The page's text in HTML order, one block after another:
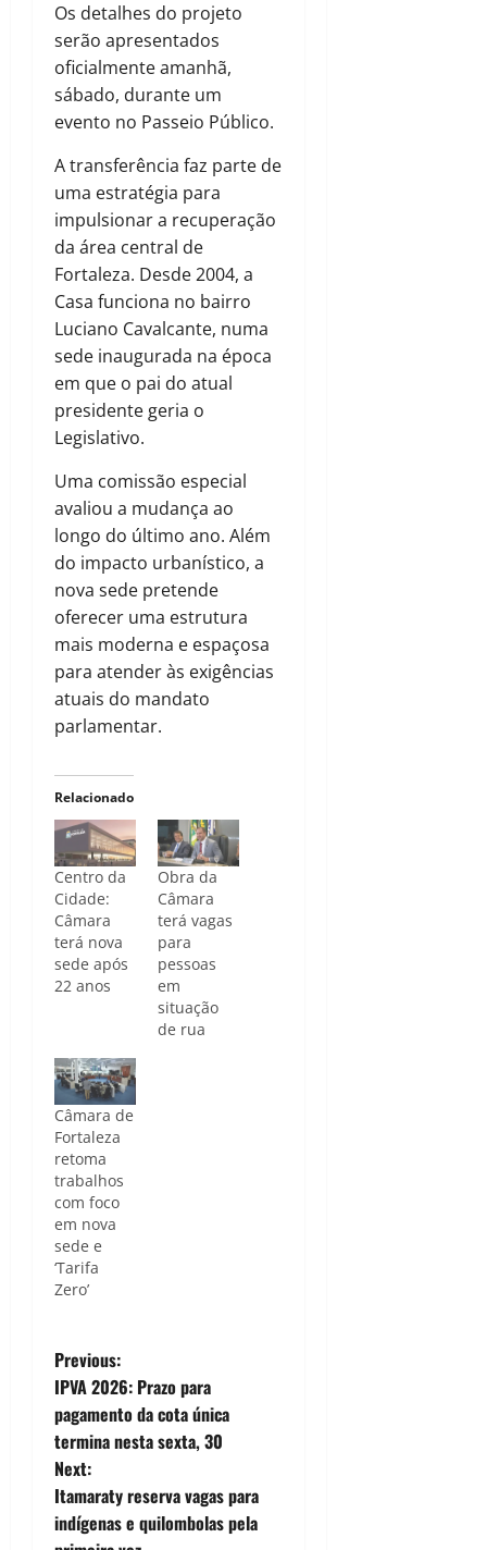
Os detalhes do projeto
serão apresentados
oficialmente amanhã,
sábado, durante um
evento no Passeio Público.
A transferência faz parte de
uma estratégia para
impulsionar a recuperação
da área central de
Fortaleza. Desde 2004, a
Casa funciona no bairro
Luciano Cavalcante, numa
sede inaugurada na época
em que o pai do atual
presidente geria o
Legislativo.
Uma comissão especial
avaliou a mudança ao
longo do último ano. Além
do impacto urbanístico, a
nova sede pretende
oferecer uma estrutura
mais moderna e espaçosa
para atender às exigências
atuais do mandato
parlamentar.
Relacionado
Centro da
Cidade:
Câmara
terá nova
sede após
22 anos
Obra da
Câmara
terá vagas
para
pessoas
em
situação
de rua
Câmara de
Fortaleza
retoma
trabalhos
com foco
em nova
sede e
‘Tarifa
Zero’
P
o
s
t
Previous:
IPVA 2026: Prazo para
pagamento da cota única
termina nesta sexta, 30
Next:
Itamaraty reserva vagas para
indígenas e quilombolas pela